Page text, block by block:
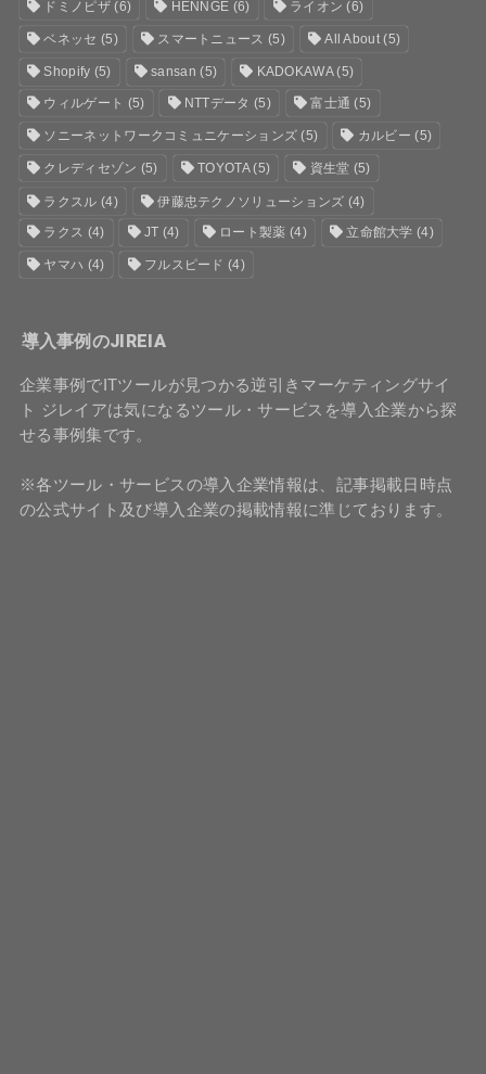
ドミノピザ(6) HENNGE (6) ライオン (6)
ベネッセ (5) スマートニュース (5) All About(5)
Shopify (5) sansan (5) KADOKAWA(5)
ウィルゲート (5) NTTデータ (5) 富士通 (5)
ソニーネットワークコミュニケーションズ (5) カルビー (5)
クレディセゾン (5) TOYOTA(5) 資生堂 (5)
ラクスル (4) 伊藤忠テクノソリューションズ (4)
ラクス (4) JT (4) ロート製薬 (4) 立命館大学 (4)
ヤマハ (4) フルスピード (4)
導入事例のJIREIA
企業事例でITツールが見つかる逆引きマーケティングサイ
ト ジレイアは気になるツール・サービスを導入企業から探
せる事例集です。
※各ツール・サービスの導入企業情報は、記事掲載日時点
の公式サイト及び導入企業の掲載情報に準じております。